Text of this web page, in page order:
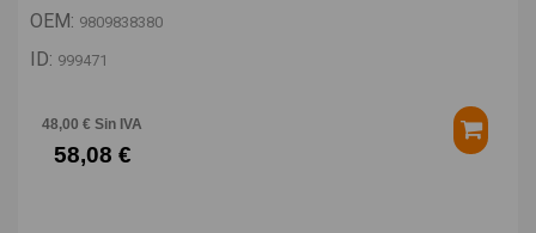
OEM: 9809838380
ID: 999471
48,00 € Sin IVA
58,08 €